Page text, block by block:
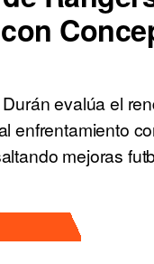
evalúa el
enfrentamiento
mejoras